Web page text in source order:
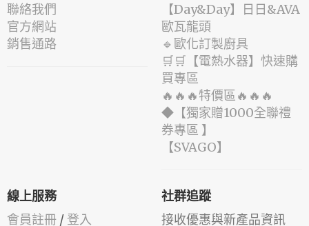
聯絡我們
官方網站
銷售通路
️【Day&Day】️日日&AVA
歐瓦龍頭
🔹歐化訂製廚具
🛒🛒【電熱水器】快速購
買專區
🔥🔥🔥特價區🔥🔥🔥
◆【獨家贈1000全聯禮
券專區 】
️【SVAGO】️
線上服務
會員註冊 / 登入
社群追蹤
接收優惠與新產品資訊